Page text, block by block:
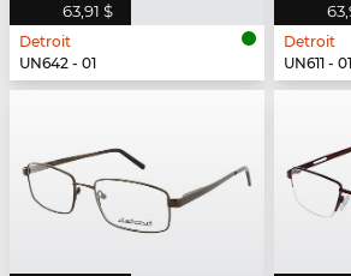
63,91 $
Detroit
UN642 - 01
Detroit
UN611 - 01